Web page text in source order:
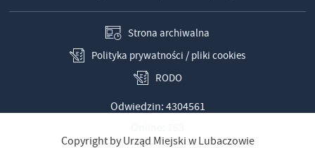
Strona archiwalna
Polityka prywatności / pliki cookies
RODO
Odwiedzin: 4304561
Copyright by Urząd Miejski w Lubaczowie